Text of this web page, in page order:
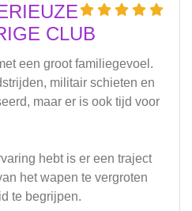
CLUB
een groot familiegevoel.
militair schieten en
maar er is ook tijd voor
hebt is er een traject
het wapen te vergroten
te begrijpen.